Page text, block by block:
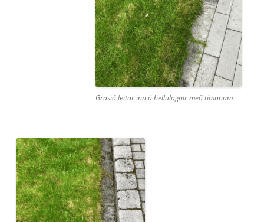
Grasið leitar inn á hellulagnir með tímanum.